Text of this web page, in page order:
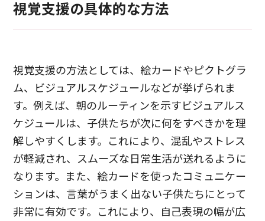
視覚支援の具体的な方法
視覚支援の方法としては、絵カードやピクトグラ
ム、ビジュアルスケジュールなどが挙げられま
す。例えば、朝のルーティンを示すビジュアルス
ケジュールは、子供たちが次に何をすべきかを理
解しやすくします。これにより、混乱やストレス
が軽減され、スムーズな日常生活が送れるように
なります。また、絵カードを使ったコミュニケー
ションは、言葉がうまく出ない子供たちにとって
非常に有効です。これにより、自己表現の幅が広